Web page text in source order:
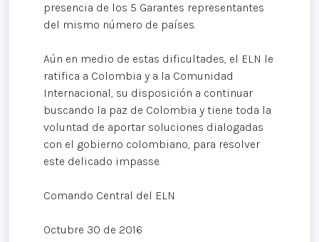
presencia de los 5 Garantes representantes
del mismo número de países.
Aún en medio de estas dificultades, el ELN le
ratifica a Colombia y a la Comunidad
Internacional, su disposición a continuar
buscando la paz de Colombia y tiene toda la
voluntad de aportar soluciones dialogadas
con el gobierno colombiano, para resolver
este delicado impasse.
Comando Central del ELN
Octubre 30 de 2016